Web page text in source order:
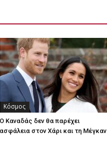
Κόσμος
Ο Καναδάς δεν θα παρέχει
ασφάλεια στον Χάρι και τη Μέγκαν